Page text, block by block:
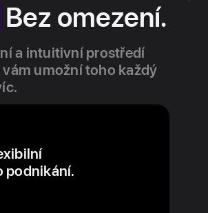
Bez omezení.
a intuitivní prostředí
umožní toho každý
podnikání.